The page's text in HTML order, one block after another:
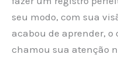
seu modo, com sua
acabou de aprender, o
chamou sua atenção